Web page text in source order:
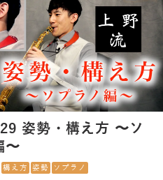
姿勢・構え方 〜ソ
〜
構え方 姿勢 ソプラノ